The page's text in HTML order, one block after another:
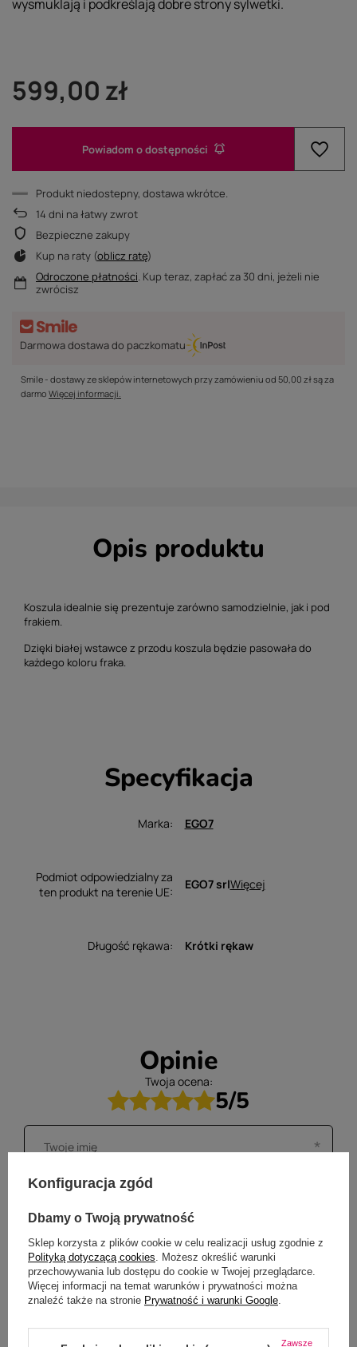
wysmuklają i podkreślają dobre strony sylwetki.
599,00 zł
Powiadom o dostępności
Produkt niedostepny, dostawa wkrótce
14 dni na łatwy zwrot
Bezpieczne zakupy
Kup na raty (oblicz ratę)
Odroczone płatności. Kup teraz, zapłać za 30 dni, jeżeli nie
zwrócisz
Darmowa dostawa do paczkomatu
Smile - dostawy ze sklepów internetowych przy zamówieniu od 50,00 złsą za
darmo Więcej informacji.
Opis produktu
Koszula idealnie się prezentuje zarówno samodzielnie, jak i pod
frakiem.
Dzięki białej wstawce z przodu koszula będzie pasowała do
każdego koloru fraka.
Specyfikacja
Marka EGO7
Podmiot odpowiedzialny za
ten produkt na terenie UE
EGO7 srlWięcej
Długość rękawa Krótki rękaw
Opinie
Twoja ocena:
5/5
Konfiguracja zgód
Dbamy o Twoją prywatność
Sklep korzysta z plików cookie w celu realizacji usług zgodnie z
Polityką dotyczącą cookies. Możesz określić warunki
przechowywania lub dostępu do cookie w Twojej przeglądarce.
Więcej informacji na temat warunków i prywatności można
znaleźć także na stronie Prywatność i warunki Google.
Zawsze